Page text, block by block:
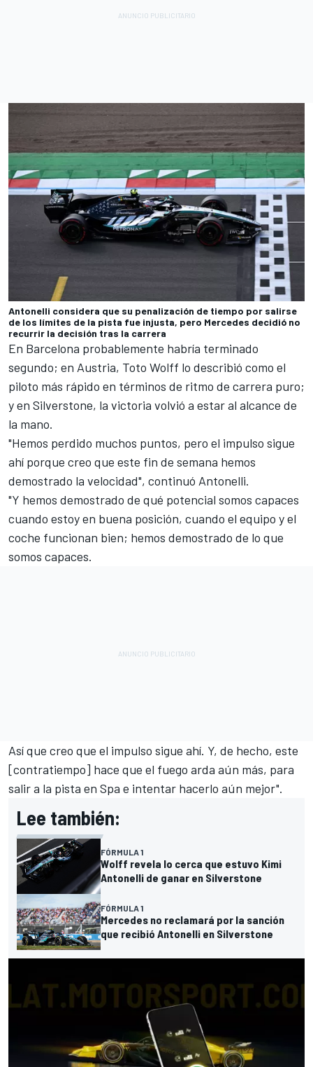
Antonelli considera que su penalización de tiempo por salirse
de los límites de la pista fue injusta, pero Mercedes decidió no
recurrir la decisión tras la carrera
En Barcelona probablemente habría terminado
segundo; en Austria, Toto Wolff lo describió como el
piloto más rápido en términos de ritmo de carrera puro;
y en Silverstone, la victoria volvió a estar al alcance de
la mano.
"Hemos perdido muchos puntos, pero el impulso sigue
ahí porque creo que este fin de semana hemos
demostrado la velocidad", continuó Antonelli.
"Y hemos demostrado de qué potencial somos capaces
cuando estoy en buena posición, cuando el equipo y el
coche funcionan bien; hemos demostrado de lo que
somos capaces.
Así que creo que el impulso sigue ahí. Y, de hecho, este
[contratiempo] hace que el fuego arda aún más, para
salir a la pista en Spa e intentar hacerlo aún mejor".
Lee también:
FÓRMULA 1
Wolff revela lo cerca que estuvo Kimi
Antonelli de ganar en Silverstone
FÓRMULA 1
Mercedes no reclamará por la sanción
que recibió Antonelli en Silverstone